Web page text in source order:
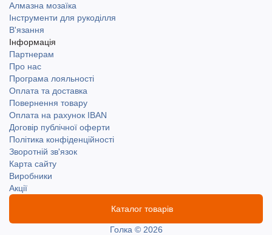
Алмазна мозаїка
Інструменти для рукоділля
В'язання
Інформація
Партнерам
Про нас
Програма лояльності
Оплата та доставка
Повернення товару
Оплата на рахунок IBAN
Договір публічної оферти
Політика конфіденційності
Зворотній зв'язок
Карта сайту
Виробники
Акції
Каталог товарів
Голка © 2026